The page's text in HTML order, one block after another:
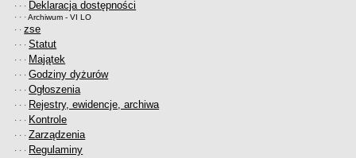
· · · Deklaracja dostępności
· · ·Archiwum - VI LO
· ·zse
· · ·Statut
· · · Majątek
· · ·Godziny dyżurów
· · ·Ogłoszenia
· · · Rejestry, ewidencje, archiwa
· · · Kontrole
· · ·Zarządzenia
· · · Regulaminy